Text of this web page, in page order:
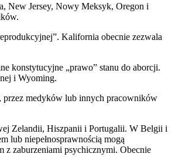
New Jersey, Nowy Meksyk, Oregon i
Kalifornia obecnie zezwala
konstytucyjne „prawo” stanu do aborcji.
i Wyoming.
przez medyków lub innych pracowników
Zelandii, Hiszpanii i Portugalii. W Belgii i
lub niepełnosprawnością mogą
zaburzeniami psychicznymi. Obecnie